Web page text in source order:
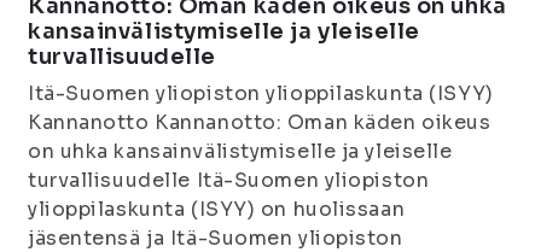
Kannanotto: Oman käden oikeus on uhka
kansainvälistymiselle ja yleiselle
turvallisuudelle
Itä-Suomen yliopiston ylioppilaskunta (ISYY)
Kannanotto Kannanotto: Oman käden oikeus
on uhka kansainvälistymiselle ja yleiselle
turvallisuudelle Itä-Suomen yliopiston
ylioppilaskunta (ISYY) on huolissaan
jäsentensä ja Itä-Suomen yliopiston